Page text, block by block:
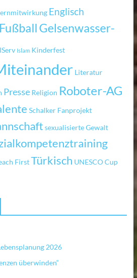
Englisch
Fußball Gelsenwasser-
IServ Islam Kinderfest
Literatur
Presse Religion Roboter-AG
Schalker Fanprojekt
sexualisierte Gewalt
FirstTürkisch UNESCO Cup
2026
überwinden“